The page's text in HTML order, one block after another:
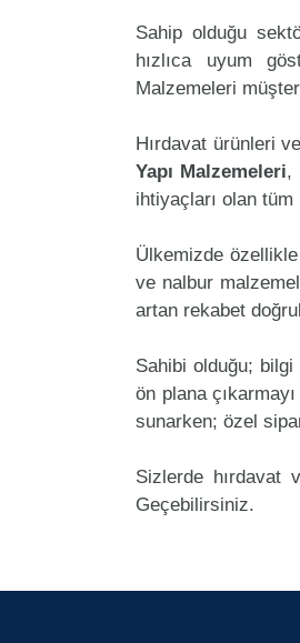
Sahip olduğu
hızlıca uyum
Malzemeleri
Hırdavat ürünleri
Yapı Malzemeleri,
ihtiyaçları olan
Ülkemizde
ve nalbur
artan rekabet
Sahibi olduğu;
ön plana
sunarken; özel
Sizlerde hırdavat
Geçebilirsiniz.